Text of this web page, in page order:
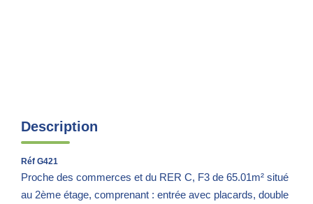
Description
Réf G421
Proche des commerces et du RER C, F3 de 65.01m² situé
au 2ème étage, comprenant : entrée avec placards, double